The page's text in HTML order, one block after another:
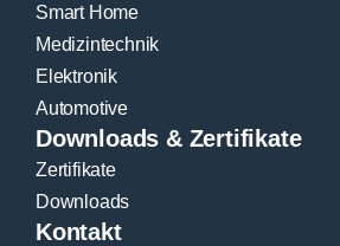
Smart Home
Medizintechnik
Elektronik
Automotive
Downloads & Zertifikate
Zertifikate
Downloads
Kontakt